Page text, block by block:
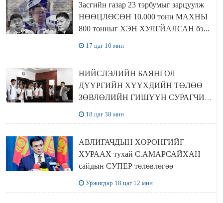
Засгийн газар 23 тэрбумыг зарцуулж
НӨӨЦЛӨСӨН 10.000 тонн МАХНЫ
800 тонныг ХЭН ХУЛГЙАЛСАН бэ...
17 цаг 10 мин
НИЙСЛЭЛИЙН БАЯНГОЛ
ДҮҮРГИЙН ХҮҮХДИЙН ТӨЛӨӨ
ЗӨВЛӨЛИЙН ГИШҮҮН СУРАГЧИД
18 цаг 38 мин
АВЛИГАЧДЫН ХӨРӨНГИЙГ
ХУРААХ тухай С.АМАРСАЙХАН
сайдын СУПЕР төлөвлөгөө
Уржигдар 18 цаг 12 мин